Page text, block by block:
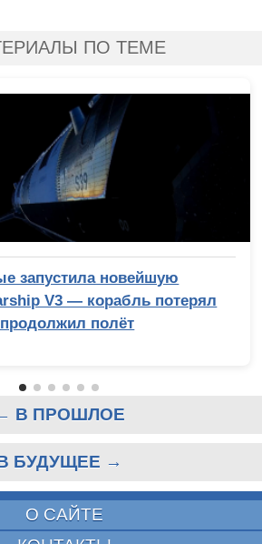
ПО ТЕМЕ
запустила новейшую
V3 — корабль потерял
полёт
В ПРОШЛОЕ
БУДУЩЕЕ →
О САЙТЕ